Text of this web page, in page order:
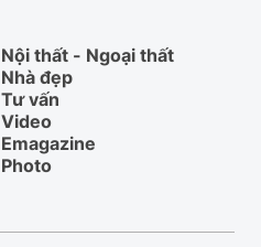
Nội thất - Ngoại thất
Nhà đẹp
Tư vấn
Video
Emagazine
Photo